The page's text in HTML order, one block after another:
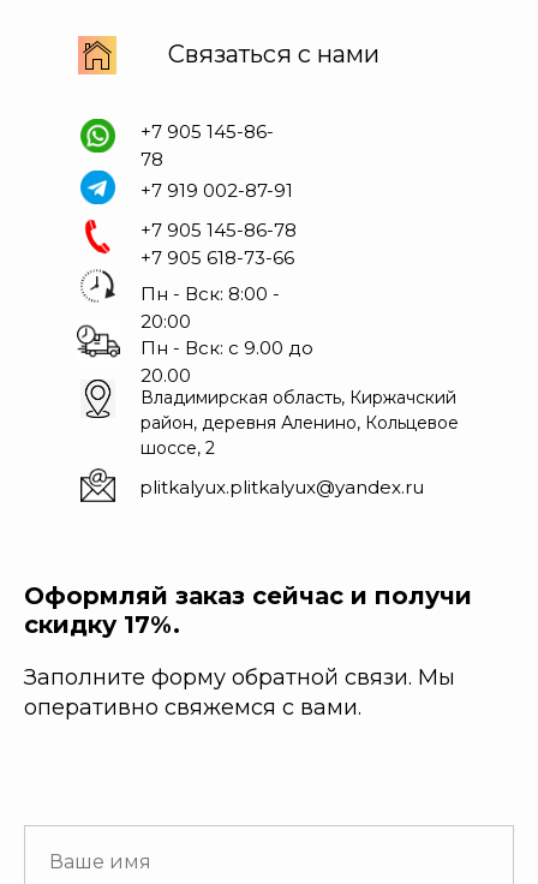
Пн - Вск: с 9.00 до
20.00
Связаться с нами
+7 905 145-86-78
+7 905 618-73-66
+7 905 145-86-
78
+7 919 002-87-91
Пн - Вск: 8:00 -
20:00
plitkalyux.plitkalyux@yandex.ru
Владимирская область, Киржачский
район, деревня Аленино, Кольцевое
шоссе, 2
Оформляй заказ сейчас и получи
скидку 17%.
Заполните форму обратной связи. Мы
оперативно свяжемся с вами.